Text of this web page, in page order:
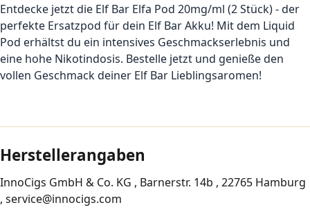
Entdecke jetzt die Elf Bar Elfa Pod 20mg/ml (2 Stück) - der
perfekte Ersatzpod für dein Elf Bar Akku! Mit dem Liquid
Pod erhältst du ein intensives Geschmackserlebnis und
eine hohe Nikotindosis. Bestelle jetzt und genieße den
vollen Geschmack deiner Elf Bar Lieblingsaromen!
Herstellerangaben
InnoCigs GmbH & Co. KG , Barnerstr. 14b , 22765 Hamburg
, service@innocigs.com